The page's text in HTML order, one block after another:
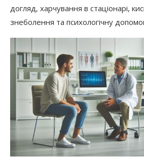
догляд, харчування в стаціонарі,
знеболення та психологічну